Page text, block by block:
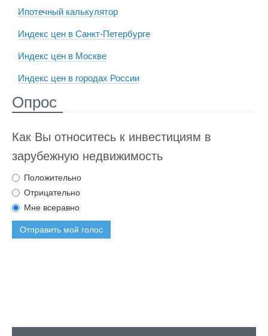
Ипотечный калькулятор
Индекс цен в Санкт-Петербурге
Индекс цен в Москве
Индекс цен в городах России
Опрос
Как Вы относитесь к инвестициям в
зарубежную недвижимость
Положительно
Отрицательно
Мне всеравно
Отправить мой голос